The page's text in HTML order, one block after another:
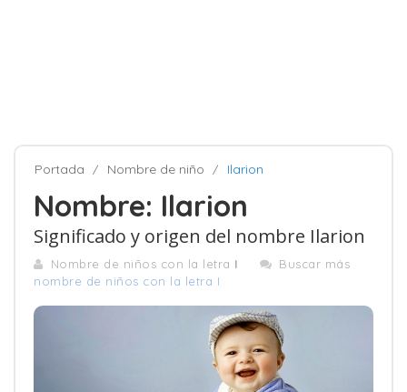
Portada Nombre de niño Ilarion
Nombre: Ilarion
Significado y origen del nombre Ilarion
Nombre de niños con la letra I
Buscar más
nombre de niños con la letra I